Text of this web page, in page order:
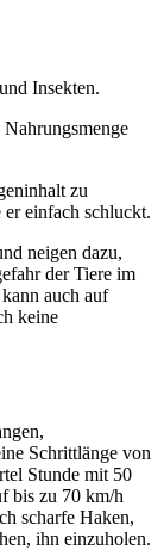
Insekten.
zu
einfach schluckt.
neigen dazu,
der Tiere im
auch auf
keine
Schrittlänge von
Stunde mit 50
bis zu 70 km/h
scharfe Haken,
ihn einzuholen.